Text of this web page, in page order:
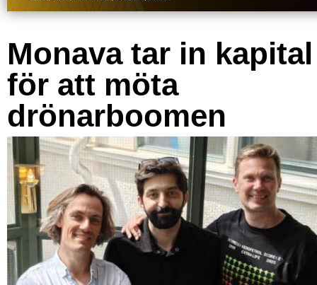
Monava tar in kapital
för att möta
drönarboomen